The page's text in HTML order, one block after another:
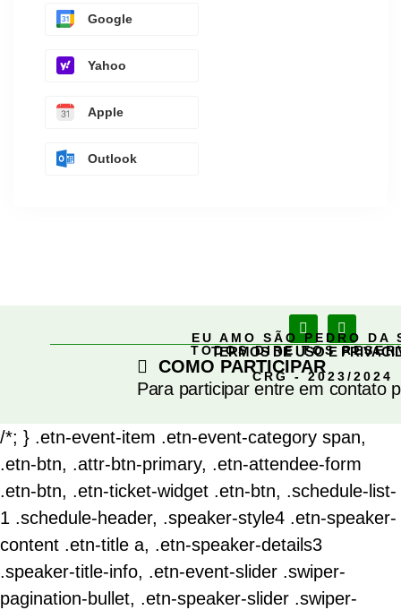
Google
Yahoo
Apple
Outlook
EU AMO SÃO PEDRO DA
TODOS DIREITOS
CRG - 2023/2024
TERMOS DE USO E
COMO PARTICIPAR
Para participar entre em contato
/*; } .etn-event-item .etn-event-category span,
.etn-btn, .attr-btn-primary, .etn-attendee-form
.etn-btn, .etn-ticket-widget .etn-btn, .schedule-list-
1 .schedule-header, .speaker-style4 .etn-speaker-
content .etn-title a, .etn-speaker-details3
.speaker-title-info, .etn-event-slider .swiper-
pagination-bullet, .etn-speaker-slider .swiper-